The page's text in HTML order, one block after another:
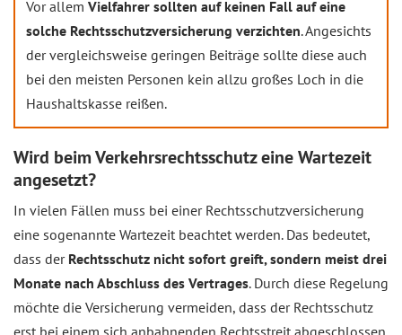
Vor allem Vielfahrer sollten auf keinen Fall auf eine
solche Rechtsschutzversicherung verzichten. Angesichts
der vergleichsweise geringen Beiträge sollte diese auch
bei den meisten Personen kein allzu großes Loch in die
Haushaltskasse reißen.
Wird beim Verkehrsrechtsschutz eine Wartezeit
angesetzt?
In vielen Fällen muss bei einer Rechtsschutzversicherung
eine sogenannte Wartezeit beachtet werden. Das bedeutet,
dass der Rechtsschutz nicht sofort greift, sondern meist drei
Monate nach Abschluss des Vertrages. Durch diese Regelung
möchte die Versicherung vermeiden, dass der Rechtsschutz
erst bei einem sich anbahnenden Rechtsstreit abgeschlossen